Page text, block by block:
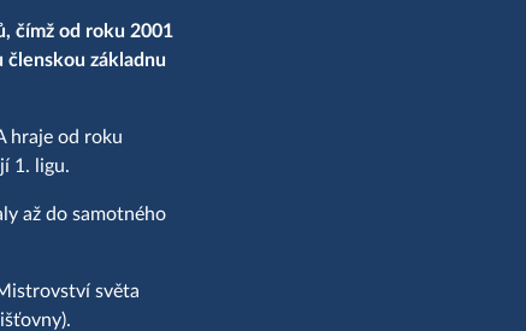
čímž od roku 2001
základnu
hraje od roku
1. ligu.
až do samotného
světa